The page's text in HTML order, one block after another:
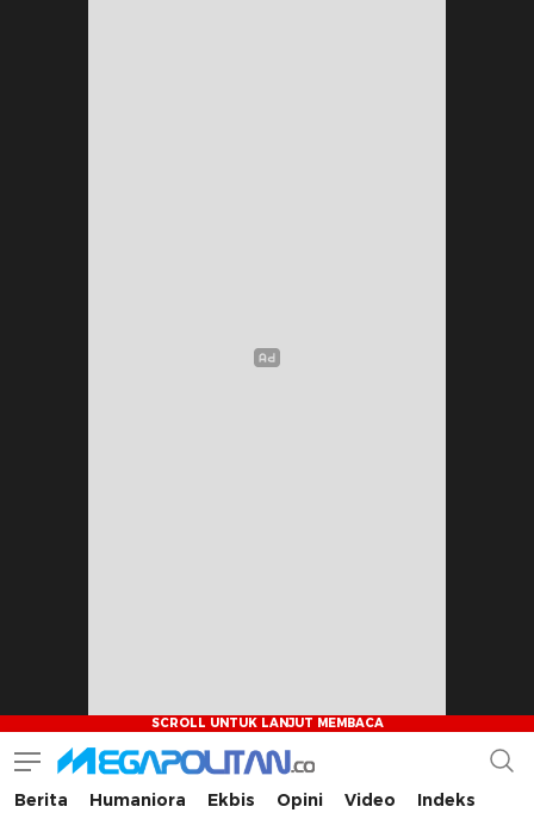
Megapolitan.co
Menyajikan berita-berita fakta bagi pembaca
Berita Humaniora Ekbis Opini Video Indeks